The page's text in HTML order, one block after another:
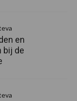
en
bij de